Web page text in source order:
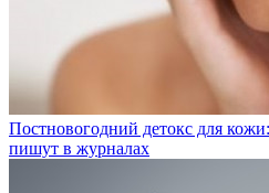
Постновогодний детокс для
пишут в журналах